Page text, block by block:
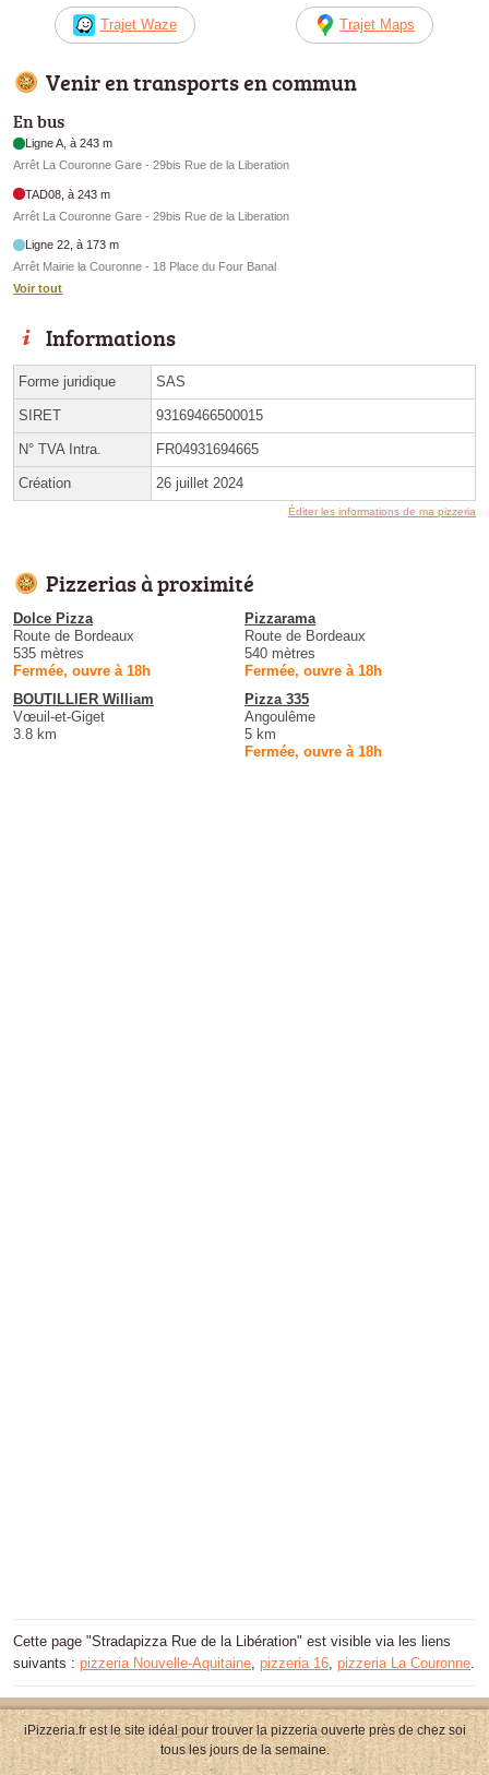
Trajet Waze Trajet Maps
Venir en transports en commun
En bus
Ligne A, à 243 m
Arrêt La Couronne Gare - 29bis Rue de la Liberation
TAD08, à 243 m
Arrêt La Couronne Gare - 29bis Rue de la Liberation
Ligne 22, à 173 m
Arrêt Mairie la Couronne - 18 Place du Four Banal
Voir tout
Informations
Forme juridique SAS
SIRET 93169466500015
N° TVA Intra. FR04931694665
Création 26 juillet 2024
Éditer les informations de ma pizzeria
Pizzerias à proximité
Dolce Pizza
Route de Bordeaux
535 mètres
Fermée, ouvre à 18h
Pizzarama
Route de Bordeaux
540 mètres
Fermée, ouvre à 18h
BOUTILLIER William
Vœuil-et-Giget
3.8 km
Pizza 335
Angoulême
5 km
Fermée, ouvre à 18h
Cette page "Stradapizza Rue de la Libération" est visible via les liens
suivants : pizzeria Nouvelle-Aquitaine, pizzeria 16, pizzeria La Couronne.
iPizzeria.fr est le site idéal pour trouver la pizzeria ouverte près de chez soi
tous les jours de la semaine.